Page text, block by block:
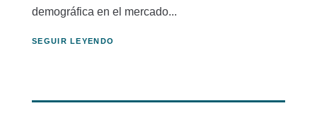
demográfica en el mercado...
SEGUIR LEYENDO